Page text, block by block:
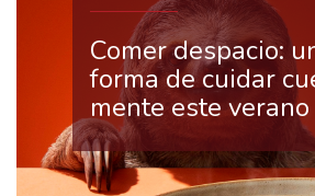
Comer despacio:
forma de cuidar
mente este verano